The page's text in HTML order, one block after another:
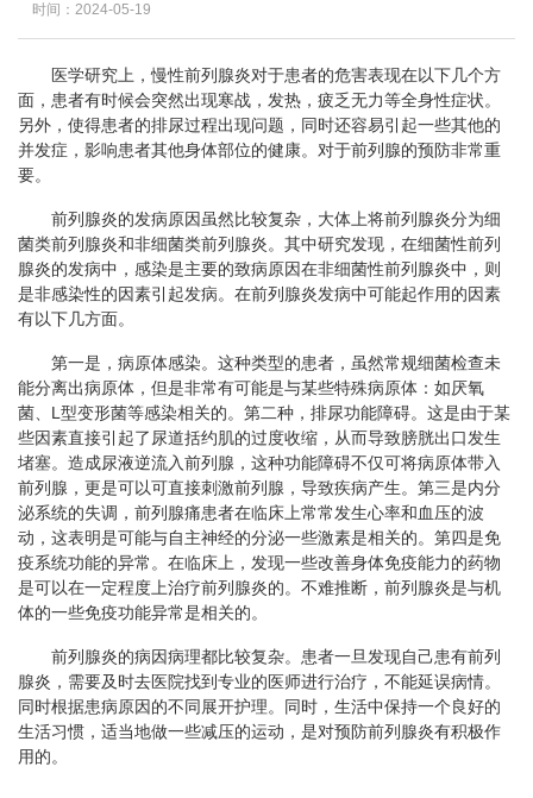
时间：2024-05-19
医学研究上，慢性前列腺炎对于患者的危害表现在以下几个方
面，患者有时候会突然出现寒战，发热，疲乏无力等全身性症状。
另外，使得患者的排尿过程出现问题，同时还容易引起一些其他的
并发症，影响患者其他身体部位的健康。对于前列腺的预防非常重
要。
前列腺炎的发病原因虽然比较复杂，大体上将前列腺炎分为细
菌类前列腺炎和非细菌类前列腺炎。其中研究发现，在细菌性前列
腺炎的发病中，感染是主要的致病原因在非细菌性前列腺炎中，则
是非感染性的因素引起发病。在前列腺炎发病中可能起作用的因素
有以下几方面。
第一是，病原体感染。这种类型的患者，虽然常规细菌检查未
能分离出病原体，但是非常有可能是与某些特殊病原体：如厌氧
菌、L型变形菌等感染相关的。第二种，排尿功能障碍。这是由于某
些因素直接引起了尿道括约肌的过度收缩，从而导致膀胱出口发生
堵塞。造成尿液逆流入前列腺，这种功能障碍不仅可将病原体带入
前列腺，更是可以可直接刺激前列腺，导致疾病产生。第三是内分
泌系统的失调，前列腺痛患者在临床上常常发生心率和血压的波
动，这表明是可能与自主神经的分泌一些激素是相关的。第四是免
疫系统功能的异常。在临床上，发现一些改善身体免疫能力的药物
是可以在一定程度上治疗前列腺炎的。不难推断，前列腺炎是与机
体的一些免疫功能异常是相关的。
前列腺炎的病因病理都比较复杂。患者一旦发现自己患有前列
腺炎，需要及时去医院找到专业的医师进行治疗，不能延误病情。
同时根据患病原因的不同展开护理。同时，生活中保持一个良好的
生活习惯，适当地做一些减压的运动，是对预防前列腺炎有积极作
用的。